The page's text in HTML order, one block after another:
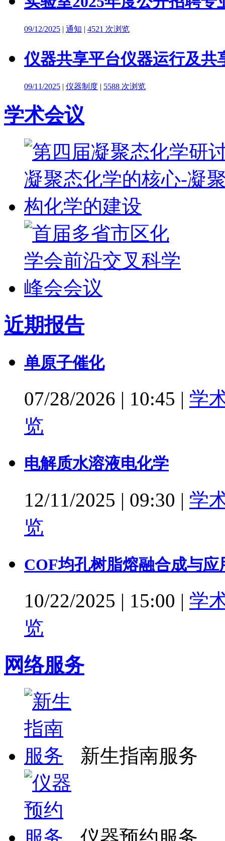
09/12/2025 | 通知 | 4521 次浏览
仪器共享平台仪器运行及共
09/11/2025 | 仪器制度 | 5588 次浏览
学术会议
近期报告
单原子催化
07/28/2026 | 10:45 | 学
览
电解质水溶液电化学
12/11/2025 | 09:30 | 学
览
COF均孔树脂熔融合成与应
10/22/2025 | 15:00 | 学
览
网络服务
新生指南服务